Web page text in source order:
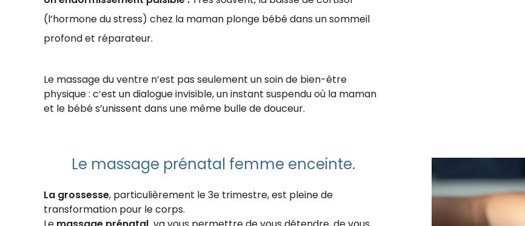
(l’hormone du stress) chez la maman plonge bébé dans un sommeil
profond et réparateur.
Le massage du ventre n’est pas seulement un soin de bien-être
physique : c’est un dialogue invisible, un instant suspendu où la maman
et le bébé s’unissent dans une même bulle de douceur.
Le massage prénatal femme enceinte.
La grossesse, particulièrement le 3e trimestre, est pleine de
transformation pour le corps.